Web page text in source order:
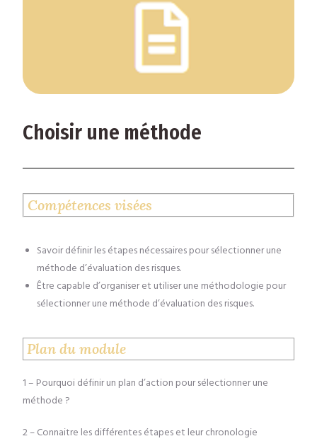
Choisir une méthode
Compétences visées
Savoir définir les étapes nécessaires pour sélectionner une
méthode d’évaluation des risques.
Être capable d’organiser et utiliser une méthodologie pour
sélectionner une méthode d’évaluation des risques.
Plan du module
1 – Pourquoi définir un plan d’action pour sélectionner une
méthode ?
2– Connaitre les différentes étapes et leur chronologie